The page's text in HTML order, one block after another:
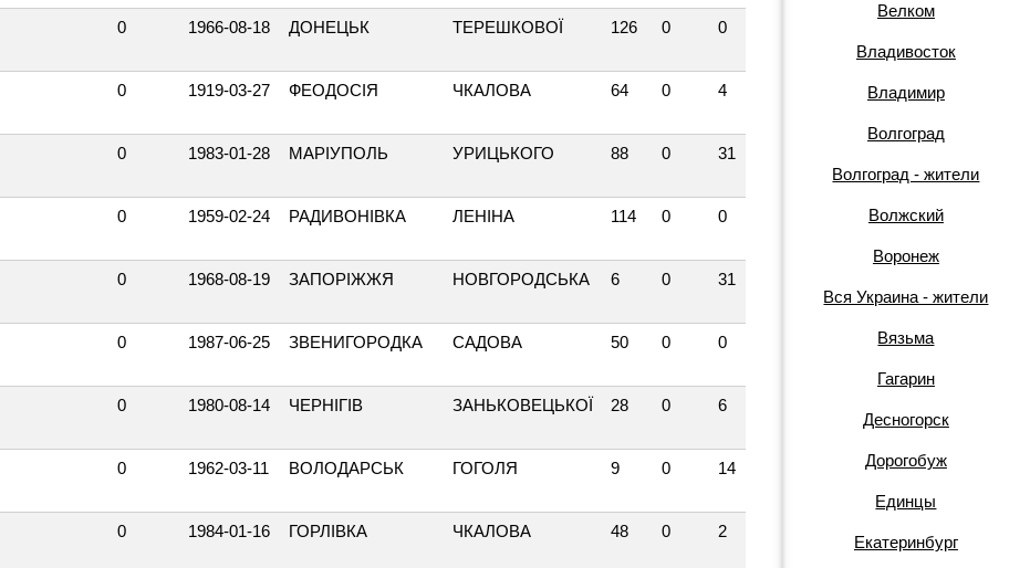
0 1966-08-18 ДОНЕЦЬК ТЕРЕШКОВОЇ 126 0 0
0 1919-03-27 ФЕОДОСІЯ ЧКАЛОВА 64 0 4
0 1983-01-28 МАРІУПОЛЬ УРИЦЬКОГО 88 0 31
0 1959-02-24 РАДИВОНІВКА ЛЕНІНА 114 0 0
0 1968-08-19 ЗАПОРІЖЖЯ НОВГОРОДСЬКА 6 0 31
0 1987-06-25 ЗВЕНИГОРОДКА САДОВА 50 0 0
0 1980-08-14 ЧЕРНІГІВ ЗАНЬКОВЕЦЬКОЇ 28 0 6
0 1962-03-11 ВОЛОДАРСЬК ГОГОЛЯ 9 0 14
0 1984-01-16 ГОРЛІВКА ЧКАЛОВА 48 0 2
Велком
Владивосток
Владимир
Волгоград
Волгоград - жители
Волжский
Воронеж
Вся Украина - жители
Вязьма
Гагарин
Десногорск
Дорогобуж
Единцы
Екатеринбург